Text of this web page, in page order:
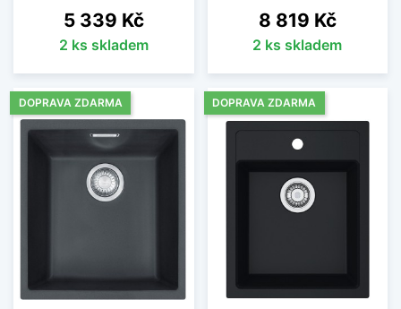
Cena
5 339 Kč
2 ks skladem
Cena
8 819 Kč
2 ks skladem
DOPRAVA ZDARMA DOPRAVA ZDARMA